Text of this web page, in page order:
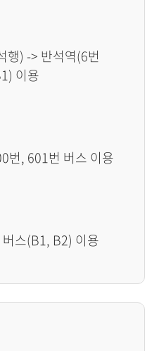
행) -> 반석역(6번
이용
번, 601번 버스 이용
스(B1, B2) 이용